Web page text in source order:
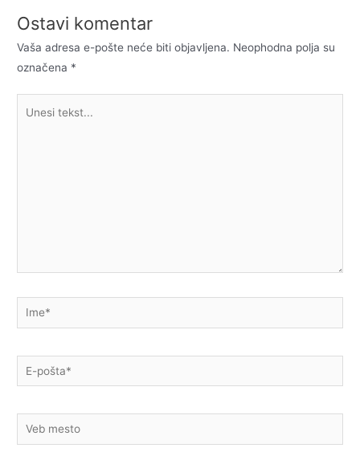
Ostavi komentar
Vaša adresa e-pošte neće biti objavljena. Neophodna polja su
označena *
Ime*
E-
pošta*
Veb
mesto